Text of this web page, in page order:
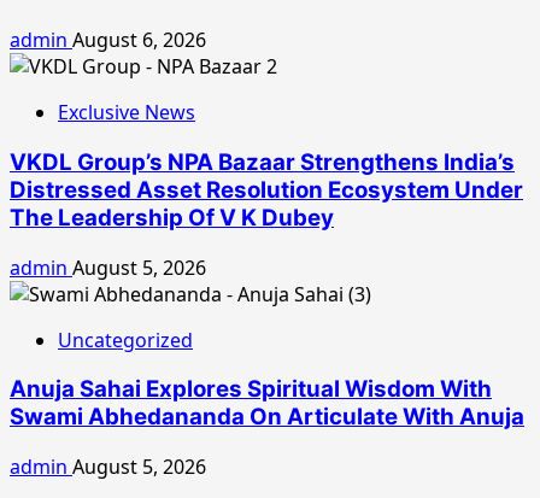
admin August 6, 2026
Exclusive News
VKDL Group’s NPA Bazaar Strengthens India’s
Distressed Asset Resolution Ecosystem Under
The Leadership Of V K Dubey
admin August 5, 2026
Uncategorized
Anuja Sahai Explores Spiritual Wisdom With
Swami Abhedananda On Articulate With Anuja
admin August 5, 2026